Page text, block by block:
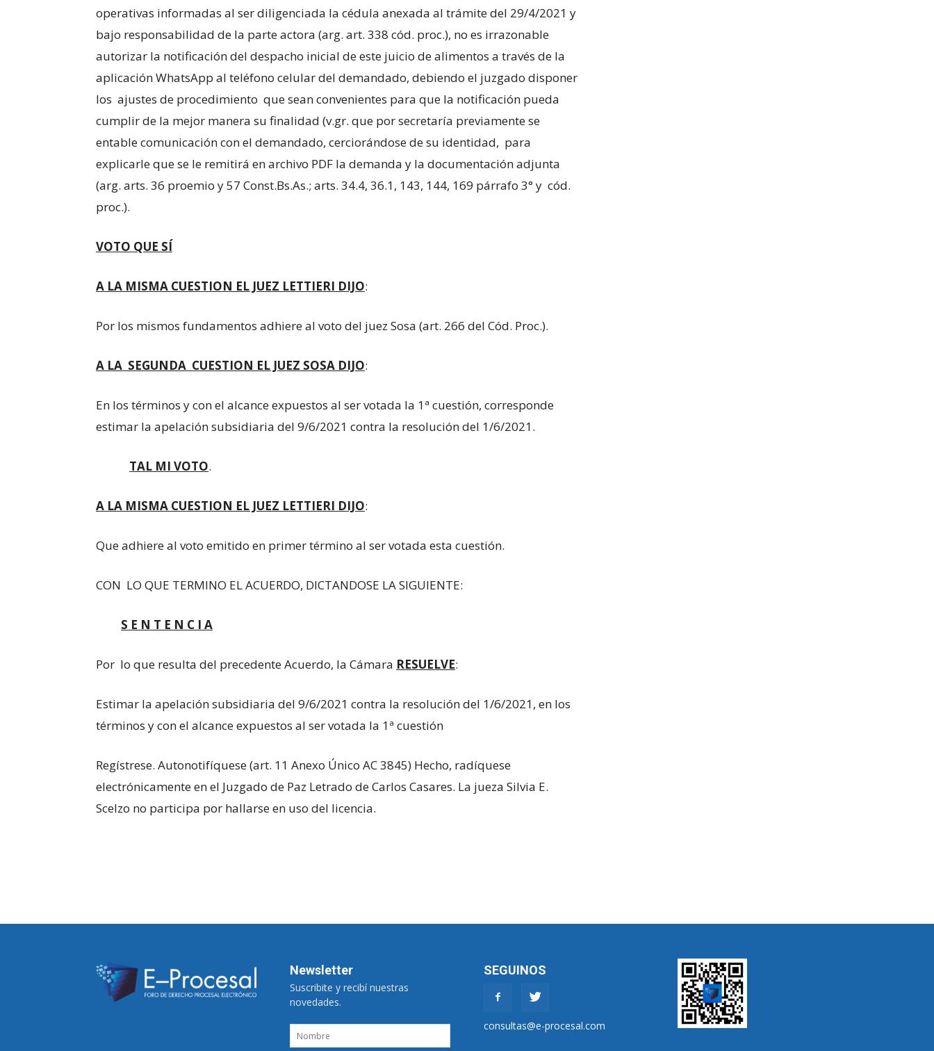
operativas informadas al ser diligenciada la cédula anexada al trámite del 29/4/2021 y
bajo responsabilidad de la parte actora (arg. art. 338 cód. proc.), no es irrazonable
autorizar la notificación del despacho inicial de este juicio de alimentos a través de la
aplicación WhatsApp al teléfono celular del demandado, debiendo el juzgado disponer
los ajustes de procedimiento que sean convenientes para que la notificación pueda
cumplir de la mejor manera su finalidad (v.gr. que por secretaría previamente se
entable comunicación con el demandado, cerciorándose de su identidad, para
explicarle que se le remitirá en archivo PDF la demanda y la documentación adjunta
(arg. arts. 36 proemio y 57 Const.Bs.As.; arts. 34.4, 36.1, 143, 144, 169 párrafo 3° y cód.
proc.).
VOTO QUE SÍ
A LA MISMA CUESTION EL JUEZ LETTIERI DIJO:
Por los mismos fundamentos adhiere al voto del juez Sosa (art. 266 del Cód. Proc.).
A LA SEGUNDA CUESTION EL JUEZ SOSA DIJO:
En los términos y con el alcance expuestos al ser votada la 1ª cuestión, corresponde
estimar la apelación subsidiaria del 9/6/2021 contra la resolución del 1/6/2021.
TAL MI VOTO.
A LA MISMA CUESTION EL JUEZ LETTIERI DIJO:
Que adhiere al voto emitido en primer término al ser votada esta cuestión.
CON LO QUE TERMINO EL ACUERDO, DICTANDOSE LA SIGUIENTE:
S E N T E N C I A
Por lo que resulta del precedente Acuerdo, la Cámara RESUELVE:
Estimar la apelación subsidiaria del 9/6/2021 contra la resolución del 1/6/2021, en los
términos y con el alcance expuestos al ser votada la 1ª cuestión
Regístrese. Autonotifíquese (art. 11 Anexo Único AC 3845) Hecho, radíquese
electrónicamente en el Juzgado de Paz Letrado de Carlos Casares. La jueza Silvia E.
Scelzo no participa por hallarse en uso del licencia.
Newsletter
Suscribite y recibí nuestras
novedades.
SEGUINOS
consultas@e-procesal.com